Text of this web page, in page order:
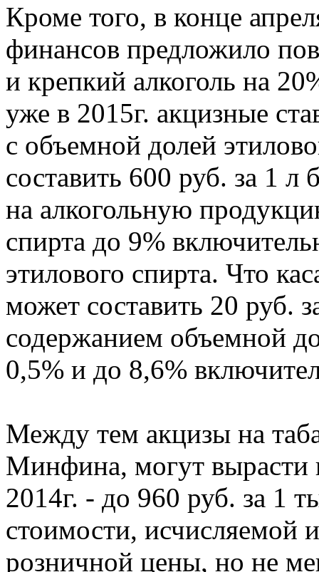
Кроме того, в конце
финансов предложило
и крепкий алкоголь на
уже в 2015г. акцизные
с объемной долей
составить 600 руб. за 1 л
на алкогольную
спирта до 9%
этилового спирта. Что
может составить 20 руб.
содержанием объемной
0,5% и до 8,6%
Между тем акцизы на
Минфина, могут вырасти
2014г. - до 960 руб. за 1
стоимости, исчисляемой
розничной цены, но не